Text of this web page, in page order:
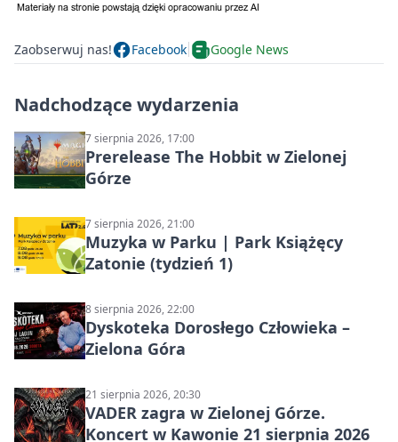
Zaobserwuj nas! Facebook Google News
Nadchodzące wydarzenia
7 sierpnia 2026, 17:00
Prerelease The Hobbit w Zielonej
Górze
7 sierpnia 2026, 21:00
Muzyka w Parku | Park Książęcy
Zatonie (tydzień 1)
8 sierpnia 2026, 22:00
Dyskoteka Dorosłego Człowieka –
Zielona Góra
21 sierpnia 2026, 20:30
VADER zagra w Zielonej Górze.
Koncert w Kawonie 21 sierpnia 2026